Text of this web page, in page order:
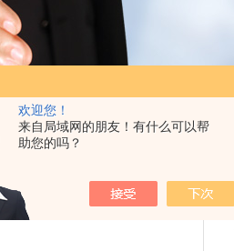
欢迎您！
来自局域网的朋友！有什么可以帮
助您的吗？
产品展示 > 上海沪粤明产品分类